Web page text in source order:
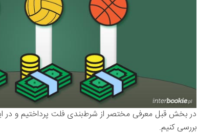
در بخش قبل معرفی مختصر از شرط‌بندی فلت پرداختیم و در
بررسی کنیم.